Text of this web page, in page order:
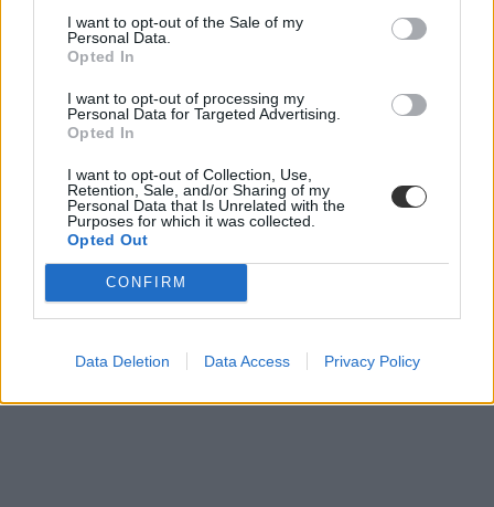
I want to opt-out of the Sale of my
Personal Data.
Opted In
I want to opt-out of processing my
Personal Data for Targeted Advertising.
Opted In
I want to opt-out of Collection, Use,
Retention, Sale, and/or Sharing of my
Personal Data that Is Unrelated with the
Purposes for which it was collected.
Opted Out
CONFIRM
Data Deletion Data Access Privacy Policy
egyetemi felvételi
ponthatárok
ponthatárhúzás